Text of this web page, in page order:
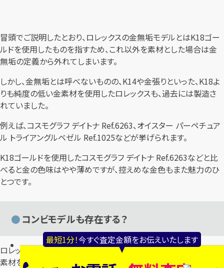
最短1分！今すぐ査定金額をお伝えいたします
冒頭でご説明したとおり、ロレックスの金無垢モデルとはK18ゴー
ルドを使用したものを指すため、これ以外を素材とした場合は金
無垢の定義から外れてしまいます。
しかし、金無垢とは呼べないものの、K14や金張りといった、K18よ
りも純度の低い金素材を使用したロレックスも、過去には製造さ
れていました。
例えば、コスモグラフ デイトナ Ref.6263、オイスター パーペチュア
ル トライアングルベゼル Ref.1025などが挙げられます。
K18ゴールドを使用したコスモグラフ デイトナ Ref.6263などと比
べると金の色味はやや薄めですが、控えめな金色もまた魅力のひ
とつです。
コンビモデルも存在する？
ロレックスの中には、「コンビネーションモデル」と呼ばれる、異なる
素材を組み合わせて作られたモデルも存在します。